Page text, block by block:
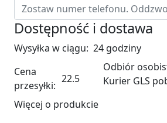
Dostępność i dostawa
Wysyłka w ciągu: 24 godziny
Cena
przesyłki:
22.5
Odbiór
Kurier GLS
Więcej o produkcie